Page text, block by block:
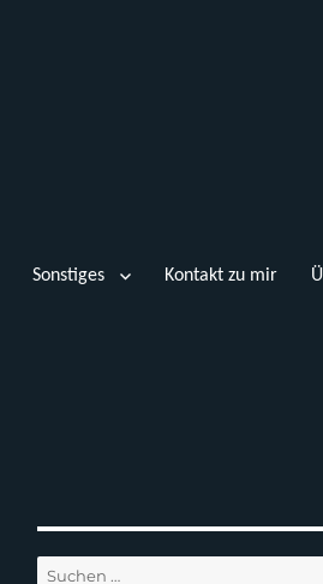
Sonstiges Kontakt zu mir
Suchen